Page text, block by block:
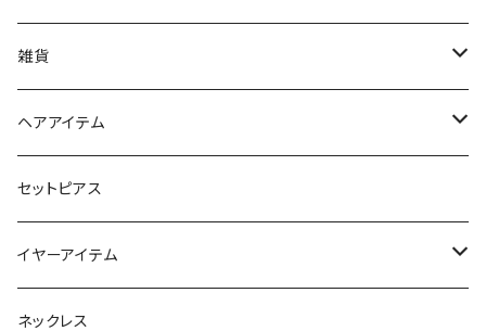
iPhoneケース
スマホリング＆グリップ
マルチショルダー
雑貨
ポーチ
マチ付きポーチ
フラットポーチ
スマートキーポーチ
チャーム / カラビナ
ウォレット / 財布
ヘアアイテム
静電気軽減ヘアブレスレット
ポニーフック
テールクラッチ
セットピアス
イヤーアイテム
ステンレスピアス
ネックレス